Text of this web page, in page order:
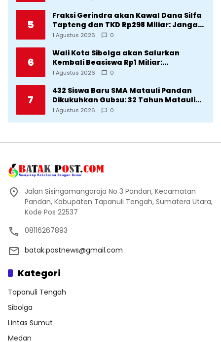
5
Fraksi Gerindra akan Kawal Dana Silfa
Tapteng dan TKD Rp298 Miliar: Jangan
Sampai Pekerjaan Pusat dan Provinsi
1 Agustus 2026 0
6
Wali Kota Sibolga akan Salurkan
Kembali Beasiswa Rp1 Miliar:
Diproritaskan Mahasiswa Korban
1 Agustus 2026 0
7
432 Siswa Baru SMA Matauli Pandan
Dikukuhkan Gubsu: 32 Tahun Matauli
Cetak SDM Unggul
1 Agustus 2026 0
Jalan Sisingamangaraja No 3 Pandan, Kecamatan
Pandan, Kabupaten Tapanuli Tengah, Sumatera Utara,
Kode Pos 22537
08116267893
batak.postnews@gmail.com
Kategori
Tapanuli Tengah
Sibolga
Lintas Sumut
Medan